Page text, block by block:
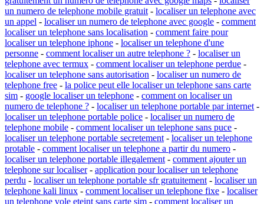
un numero de telephone mobile gratuit - localiser un telephone avec
un appel - localiser un numero de telephone avec google - comment
localiser un telephone sans localisation - comment faire pour
localiser un telephone iphone - localiser un telephone d'une
personne - comment localiser un autre telephone ? - localiser un
telephone avec termux - comment localiser un telephone perdue -
localiser un telephone sans autorisation - localiser un numero de
telephone free - la police peut elle localiser un telephone sans carte
sim - google localiser un telephone - comment on localiser un
numero de telephone ? - localiser un telephone portable par internet -
localiser un telephone portable police - localiser un numero de
telephone mobile - comment localiser un telephone sans puce -
localiser un telephone portable secretement - localiser un telephone
protable - comment localiser un telephone a partir du numero -
localiser un telephone portable illegalement - comment ajouter un
telephone sur localiser- application pour localiser un telephone
perdu - localiser un telephone portable sfr gratuitement - localiser un
telephone kali linux - comment localiser un telephone fixe - localiser
un telephone vole eteint sans carte sim - comment localiser un